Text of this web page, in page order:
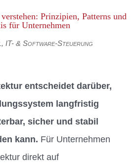
Prinzipien, Patterns und
für Unternehmen
, IT- & Software-Steuerung
entscheidet darüber,
langfristig
sicher und stabil
kann. Für Unternehmen
direkt auf